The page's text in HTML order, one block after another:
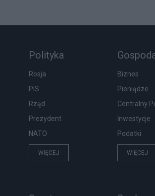
Polityka
Rosja
PiS
Rząd
Prezydent
NATO
WIĘCEJ
Biznes
Pieniądze
Centralny
Inwestycje
Podatki
WIĘCEJ